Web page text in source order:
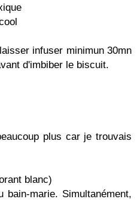
infuser minimun 30mn
d'imbiber le biscuit.
plus car je trouvais
blanc)
bain-marie. Simultanément,